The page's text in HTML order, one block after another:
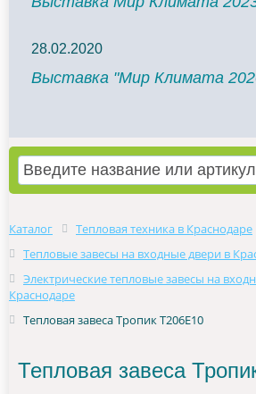
28.02.2020
Выставка "Мир Климата
Каталог
Тепловая техника в Краснодаре
Тепловые завесы на входные двери в
Электрические тепловые завесы на
Краснодаре
Тепловая завеса Тропик Т206Е10
Тепловая завеса